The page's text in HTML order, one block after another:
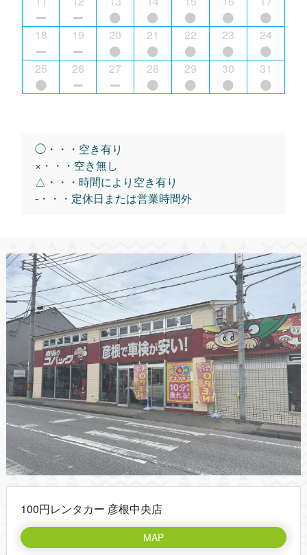
18 19 20 21 22 23 24
25 26 27 28 29 30 31
◯・・・空き有り
×・・・空き無し
△・・・時間により空き有り
-・・・定休日または営業時間外
100円レンタカー 彦根中央店
MAP